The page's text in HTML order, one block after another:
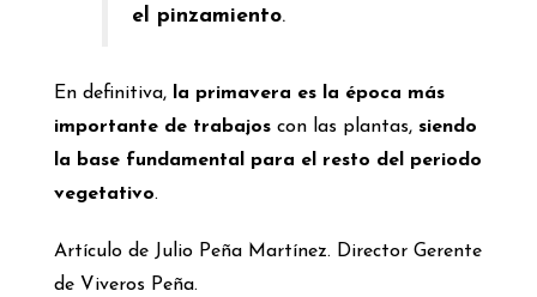
el pinzamiento.
En definitiva, la primavera es la época más
importante de trabajos con las plantas, siendo
la base fundamental para el resto del periodo
vegetativo.
Artículo de Julio Peña Martínez. Director Gerente
de Viveros Peña.